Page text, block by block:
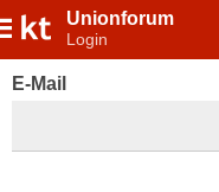
Unionforum
Login
E-Mail